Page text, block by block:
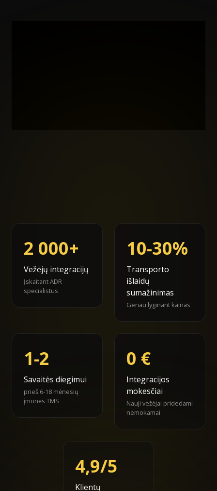
2 000+
Vežėjų integracijų
Įskaitant ADR
specialistus
10-30%
Transporto
išlaidų
sumažinimas
Geriau lyginant kainas
1-2
Savaitės diegimui
prieš 6-18 mėnesių
įmonės TMS
0 €
Integracijos
mokesčiai
Nauji vežėjai pridedami
nemokamai
4,9/5
Klientų